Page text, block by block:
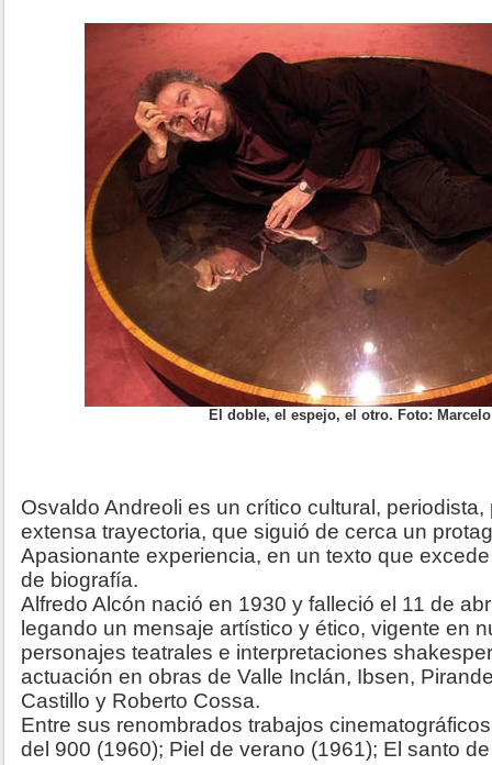
El doble, el espejo, el otro. Foto:
Osvaldo Andreoli es un crítico cultural,
extensa trayectoria, que siguió de cerca un
Apasionante experiencia, en un texto que
de biografía.
Alfredo Alcón nació en 1930 y falleció el 11 de
legando un mensaje artístico y ético, vigente en
personajes teatrales e interpretaciones
actuación en obras de Valle Inclán, Ibsen,
Castillo y Roberto Cossa.
Entre sus renombrados trabajos
del 900 (1960); Piel de verano (1961); El santo